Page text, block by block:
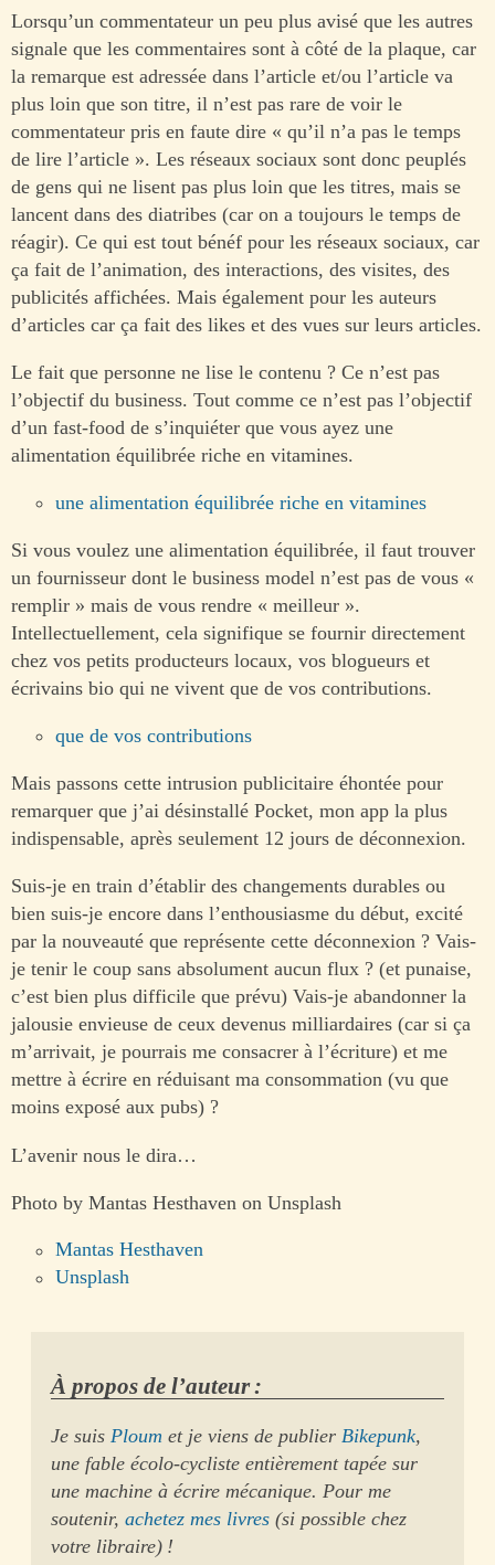
Lorsqu’un commentateur un peu plus avisé que les autres
signale que les commentaires sont à côté de la plaque, car
la remarque est adressée dans l’article et/ou l’article va
plus loin que son titre, il n’est pas rare de voir le
commentateur pris en faute dire « qu’il n’a pas le temps
de lire l’article ». Les réseaux sociaux sont donc peuplés
de gens qui ne lisent pas plus loin que les titres, mais se
lancent dans des diatribes (car on a toujours le temps de
réagir). Ce qui est tout bénéf pour les réseaux sociaux, car
ça fait de l’animation, des interactions, des visites, des
publicités affichées. Mais également pour les auteurs
d’articles car ça fait des likes et des vues sur leurs articles.
Le fait que personne ne lise le contenu ? Ce n’est pas
l’objectif du business. Tout comme ce n’est pas l’objectif
d’un fast-food de s’inquiéter que vous ayez une
alimentation équilibrée riche en vitamines.
une alimentation équilibrée riche en vitamines
Si vous voulez une alimentation équilibrée, il faut trouver
un fournisseur dont le business model n’est pas de vous «
remplir » mais de vous rendre « meilleur ».
Intellectuellement, cela signifique se fournir directement
chez vos petits producteurs locaux, vos blogueurs et
écrivains bio qui ne vivent que de vos contributions.
que de vos contributions
Mais passons cette intrusion publicitaire éhontée pour
remarquer que j’ai désinstallé Pocket, mon app la plus
indispensable, après seulement 12 jours de déconnexion.
Suis-je en train d’établir des changements durables ou
bien suis-je encore dans l’enthousiasme du début, excité
par la nouveauté que représente cette déconnexion ? Vais-
je tenir le coup sans absolument aucun flux ? (et punaise,
c’est bien plus difficile que prévu) Vais-je abandonner la
jalousie envieuse de ceux devenus milliardaires (car si ça
m’arrivait, je pourrais me consacrer à l’écriture) et me
mettre à écrire en réduisant ma consommation (vu que
moins exposé aux pubs) ?
L’avenir nous le dira…
Photo by Mantas Hesthaven on Unsplash
Mantas Hesthaven
Unsplash
À propos de l’auteur :
Je suisPloum et je viens de publierBikepunk,
une fable écolo-cycliste entièrement tapée sur
une machine à écrire mécanique. Pour me
soutenir,achetez mes livres (si possible chez
votre libraire) !